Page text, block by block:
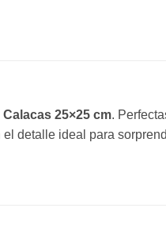
25×25 cm.
detalle ideal para